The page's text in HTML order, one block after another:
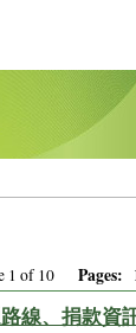
1 of 10 Pages:
線、捐款資訊